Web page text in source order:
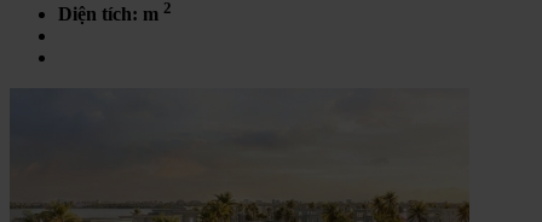
Diện tích: m 2